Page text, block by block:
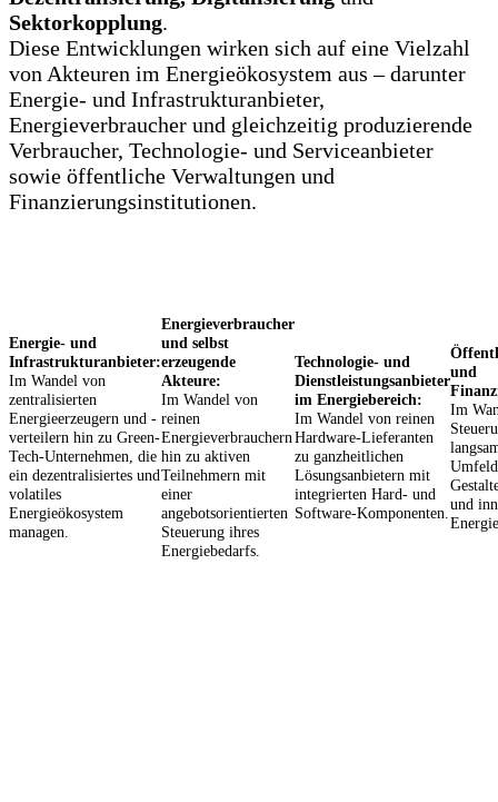
Sektorkopplung.
Diese Entwicklungen wirken sich auf eine Vielzahl
von Akteuren im Energieökosystem aus – darunter
Energie- und Infrastrukturanbieter,
Energieverbraucher und gleichzeitig produzierende
Verbraucher, Technologie- und Serviceanbieter
sowie öffentliche Verwaltungen und
Finanzierungsinstitutionen.
Energie- und
Infrastrukturanbieter:
Im Wandel von
zentralisierten
Energieerzeugern und -
verteilern hin zu Green-
Tech-Unternehmen, die
ein dezentralisiertes und
volatiles
Energieökosystem
managen.
Energieverbraucher
und selbst
erzeugende
Akteure:
Im Wandel von
reinen
Energieverbrauchern
hin zu aktiven
Teilnehmern mit
einer
angebotsorientierten
Steuerung ihres
Energiebedarfs.
Technologie- und
Dienstleistungsanbieter
im Energiebereich:
Im Wandel von reinen
Hardware-Lieferanten
zu ganzheitlichen
Lösungsanbietern mit
integrierten Hard- und
Software-Komponenten.
und
Im
und